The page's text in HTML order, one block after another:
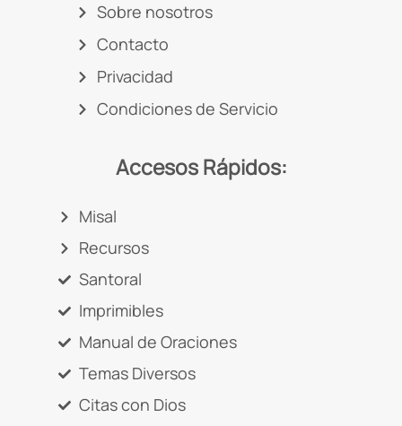
Sobre nosotros
Contacto
Privacidad
Condiciones de Servicio
Accesos Rápidos:
Misal
Recursos
Santoral
Imprimibles
Manual de Oraciones
Temas Diversos
Citas con Dios